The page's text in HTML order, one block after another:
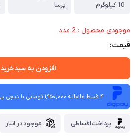
10 کیلوگرم
پرسا
موجودی محصول : 2 عدد
قیمت:
افزودن به سبدخرید
4 قسط ماهانه 1,950,000 تومانی با دیجی ‌پی!
پرداخت اقساطی موجود در انبار